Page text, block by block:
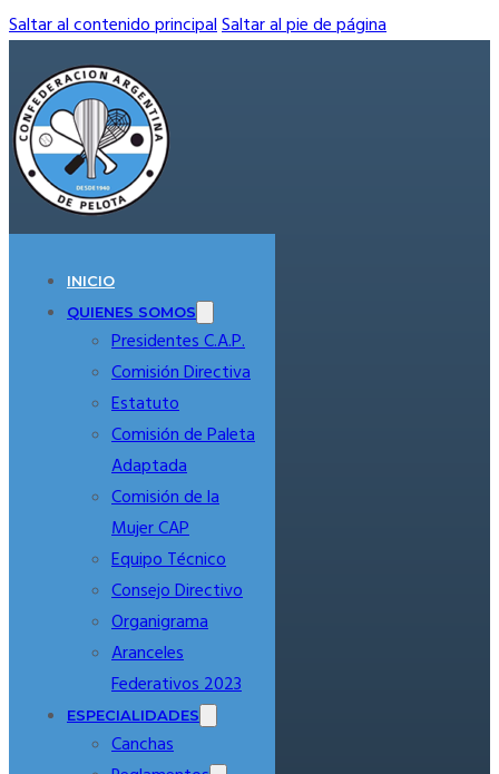
Saltar al contenido principal Saltar al pie de página
INICIO
QUIENES SOMOS
Presidentes C.A.P.
Comisión Directiva
Estatuto
Comisión de Paleta
Adaptada
Comisión de la
Mujer CAP
Equipo Técnico
Consejo Directivo
Organigrama
Aranceles
Federativos 2023
ESPECIALIDADES
Canchas